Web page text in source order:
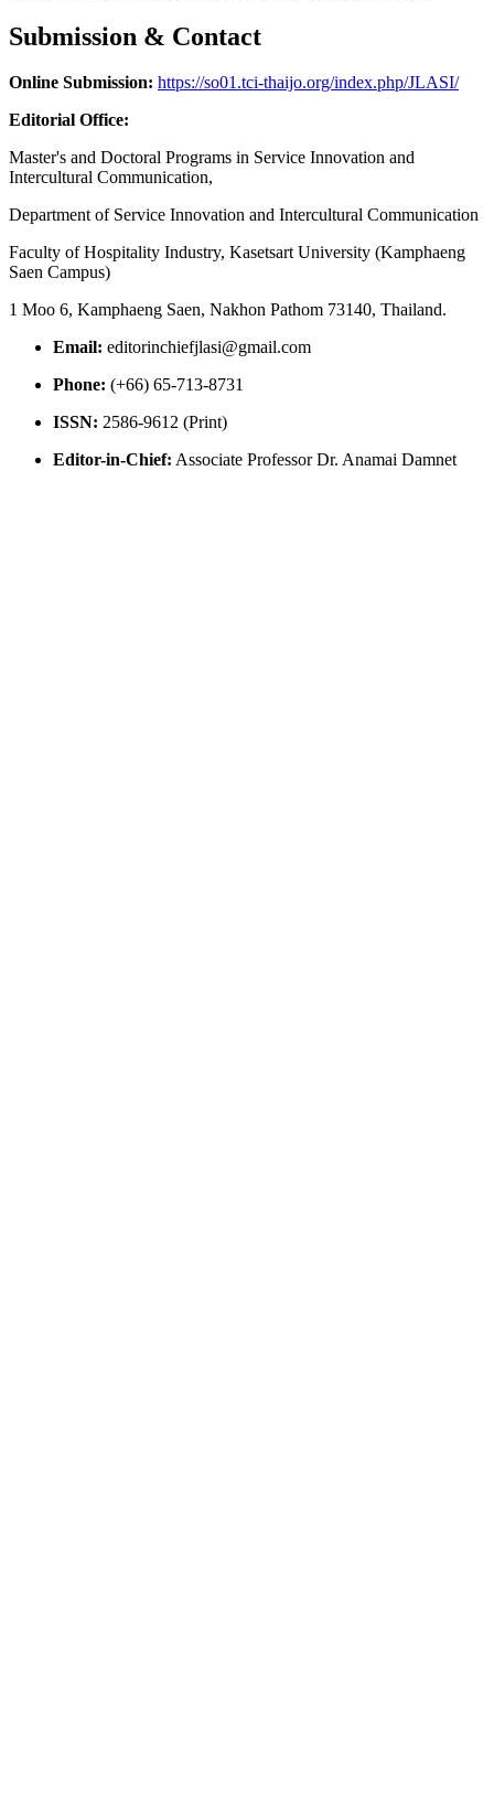
Submission & Contact
Online Submission: https://so01.tci-thaijo.org/index.php/JLASI/
Editorial Office:
Master's and Doctoral Programs in Service Innovation and
Intercultural Communication,
Department of Service Innovation and Intercultural Communication
Faculty of Hospitality Industry, Kasetsart University (Kamphaeng
Saen Campus)
1 Moo 6, Kamphaeng Saen, Nakhon Pathom 73140, Thailand.
Email: editorinchiefjlasi@gmail.com
Phone: (+66) 65-713-8731
ISSN: 2586-9612 (Print)
Editor-in-Chief: Associate Professor Dr. Anamai Damnet